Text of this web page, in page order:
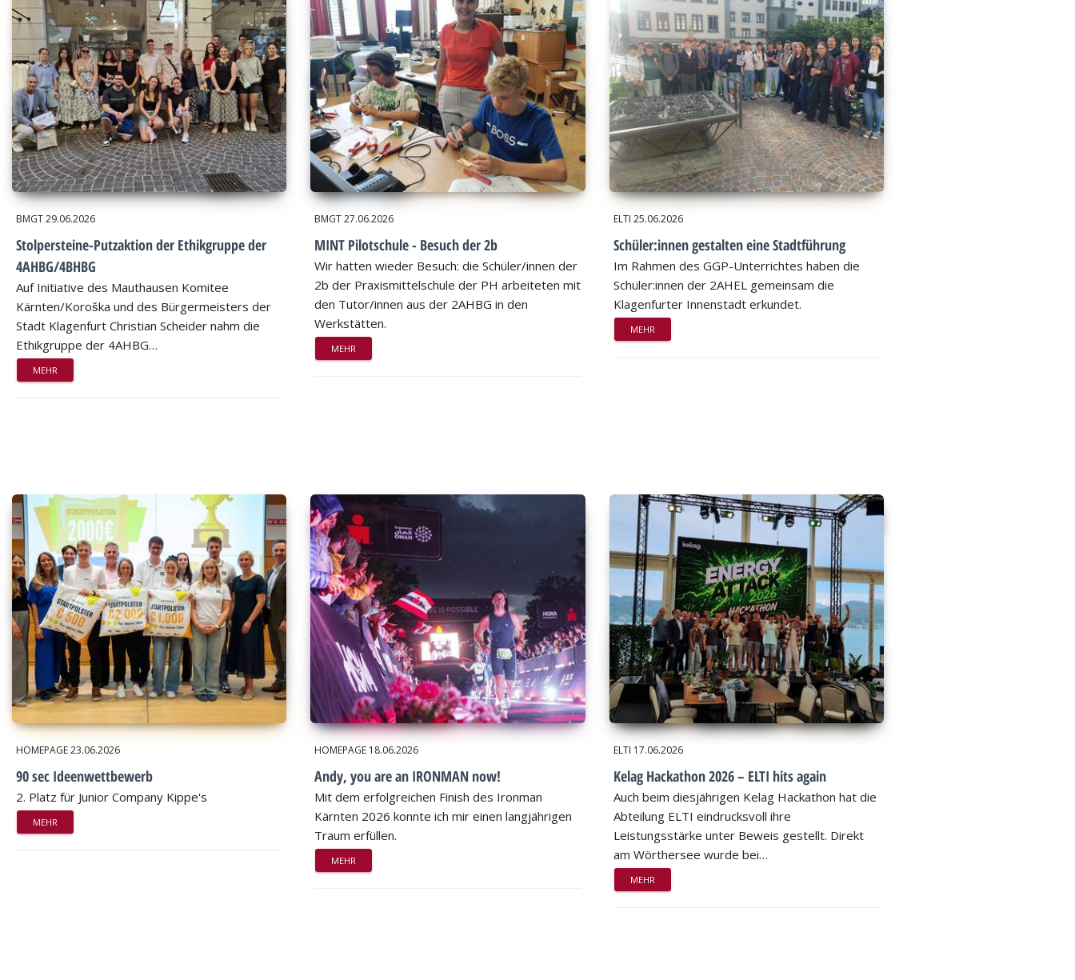
BMGT29.06.2026
Stolpersteine-Putzaktion der Ethikgruppe der
4AHBG/4BHBG
Auf Initiative des Mauthausen Komitee
Kärnten/Koroška und des Bürgermeisters der
Stadt Klagenfurt Christian Scheider nahm die
Ethikgruppe der 4AHBG…
MEHR
BMGT27.06.2026
MINT Pilotschule - Besuch der 2b
Wir hatten wieder Besuch: die Schüler/innen der
2b der Praxismittelschule der PH arbeiteten mit
den Tutor/innen aus der 2AHBG in den
Werkstätten.
MEHR
ELTI 25.06.2026
Schüler:innen gestalten eine Stadtführung
Im Rahmen des GGP-Unterrichtes haben die
Schüler:innen der 2AHEL gemeinsam die
Klagenfurter Innenstadt erkundet.
MEHR
HOMEPAGE23.06.2026
90 sec Ideenwettbewerb
2. Platz für Junior Company Kippe's
MEHR
HOMEPAGE 18.06.2026
Andy, you are an IRONMAN now!
Mit dem erfolgreichen Finish des Ironman
Kärnten 2026 konnte ich mir einen langjährigen
Traum erfüllen.
MEHR
ELTI 17.06.2026
Kelag Hackathon 2026 – ELTI hits again
Auch beim diesjährigen Kelag Hackathon hat die
Abteilung ELTI eindrucksvoll ihre
Leistungsstärke unter Beweis gestellt. Direkt
am Wörthersee wurde bei…
MEHR